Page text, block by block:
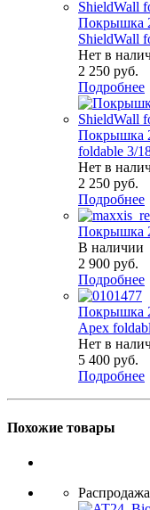
Покрышка
ShieldWall
Нет в
2 250 руб.
Подробнее
Покрышка
foldable 3/
Нет в
2 250 руб.
Подробнее
Покрышка
В наличии
2 900 руб.
Подробнее
Покрышка
Apex
Нет в
5 400 руб.
Подробнее
Похожие товары
Распродажа